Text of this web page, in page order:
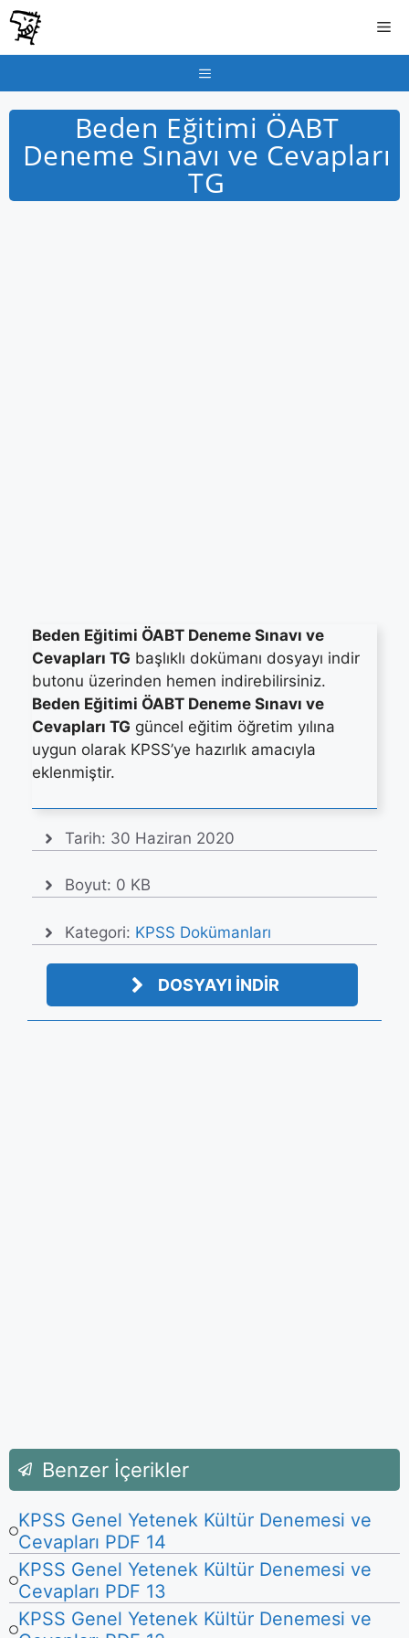
İçeriğe
atla
Beden Eğitimi ÖABT
Deneme Sınavı ve Cevapları
TG
Beden Eğitimi ÖABT Deneme Sınavı ve
Cevapları TG başlıklı dokümanı dosyayı indir
butonu üzerinden hemen indirebilirsiniz.
Beden Eğitimi ÖABT Deneme Sınavı ve
Cevapları TG güncel eğitim öğretim yılına
uygun olarak KPSS’ye hazırlık amacıyla
eklenmiştir.
Tarih: 30 Haziran 2020
Boyut: 0 KB
Kategori: KPSS Dokümanları
DOSYAYI İNDİR
Benzer İçerikler
KPSS Genel Yetenek Kültür Denemesi ve
Cevapları PDF 14
KPSS Genel Yetenek Kültür Denemesi ve
Cevapları PDF 13
KPSS Genel Yetenek Kültür Denemesi ve